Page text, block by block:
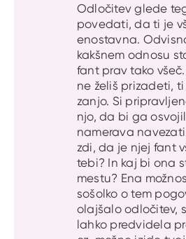
Odločitev glede
povedati, da ti je
enostavna.
kakšnem odnosu
fant prav tako
ne želiš prizadeti,
zanjo. Si
njo, da bi ga
namerava
zdi, da je njej fant
tebi? In kaj bi ona
mestu? Ena
sošolko o tem
olajšalo odločitev,
lahko predvidela